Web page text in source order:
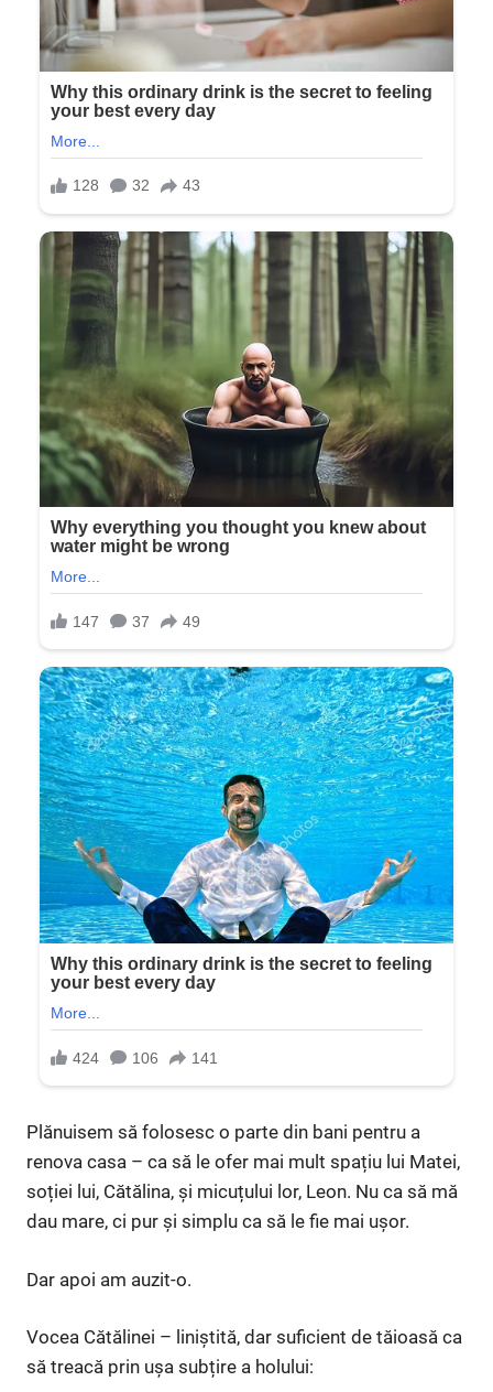
Plănuisem să folosesc o parte din bani pentru a
renova casa – ca să le ofer mai mult spațiu lui Matei,
soției lui, Cătălina, și micuțului lor, Leon. Nu ca să mă
dau mare, ci pur și simplu ca să le fie mai ușor.
Dar apoi am auzit-o.
Vocea Cătălinei – liniștită, dar suficient de tăioasă ca
să treacă prin ușa subțire a holului: